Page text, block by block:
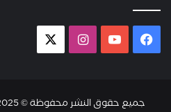
فيسبوك يوتيوب انستقرام